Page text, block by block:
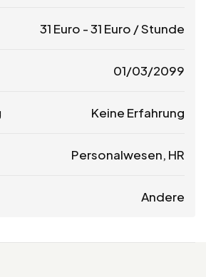
31 Euro -31 Euro / Stunde
01/03/2099
Keine Erfahrung
Personalwesen, HR
Andere